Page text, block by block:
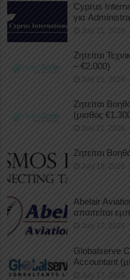
Cyprus
για
July 21, 2026
Ζητείται
– €2.000)
July 21, 2026
Ζητείται
(μισθός
July 21, 2026
Ζητείται
July 18, 2026
Abelair
απαιτείται
July 17, 2026
Globalserve
Accountant
July 17, 2026